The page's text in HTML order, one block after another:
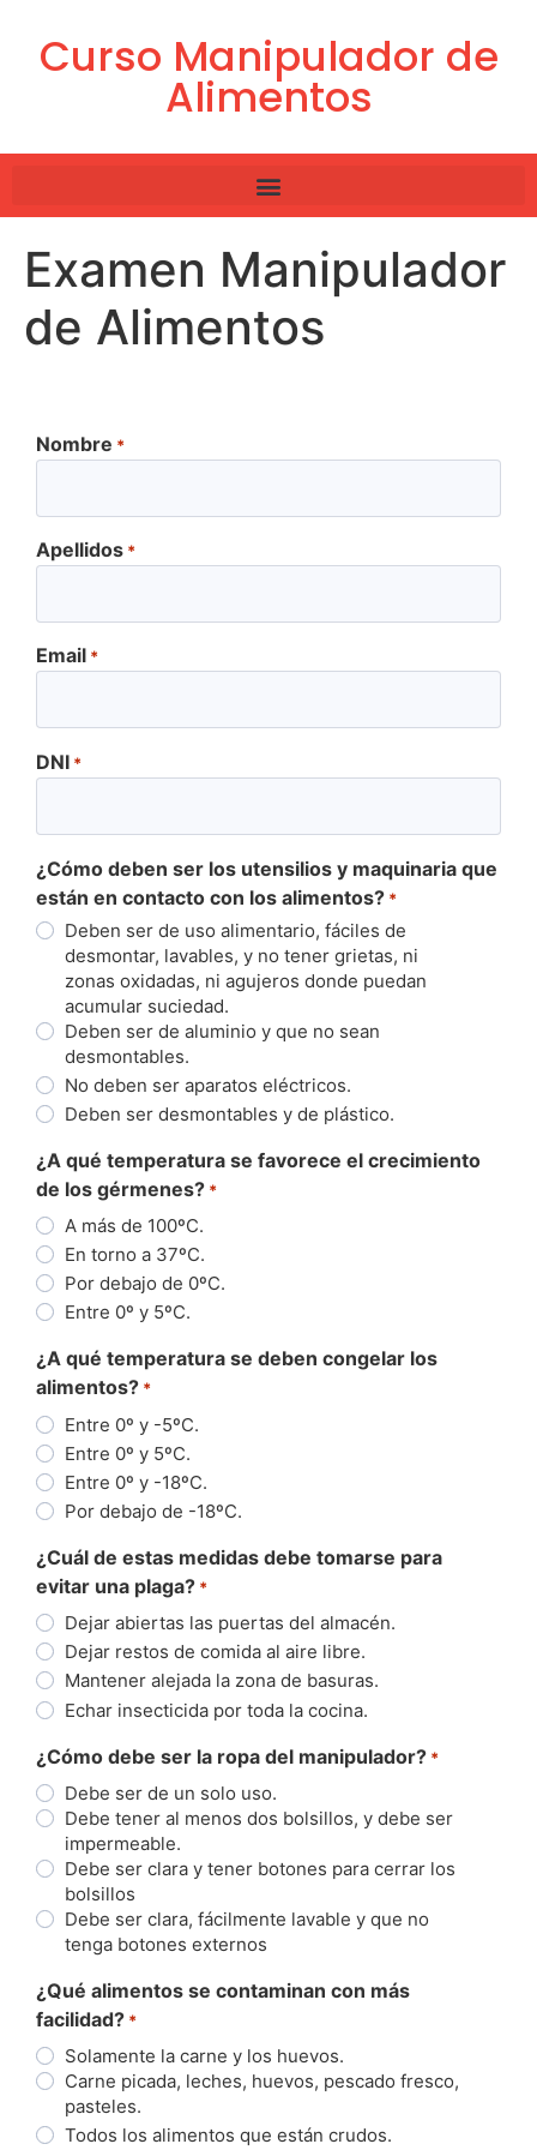
Curso Manipulador de
Alimentos
Examen Manipulador
de Alimentos
Nombre *
Apellidos *
Email *
DNI *
¿Cómo deben ser los utensilios y maquinaria que
están en contacto con los alimentos? *
Deben ser de uso alimentario, fáciles de
desmontar, lavables, y no tener grietas, ni
zonas oxidadas, ni agujeros donde puedan
acumular suciedad.
Deben ser de aluminio y que no sean
desmontables.
No deben ser aparatos eléctricos.
Deben ser desmontables y de plástico.
¿A qué temperatura se favorece el crecimiento
de los gérmenes? *
A más de 100ºC.
En torno a 37ºC.
Por debajo de 0ºC.
Entre 0º y 5ºC.
¿A qué temperatura se deben congelar los
alimentos? *
Entre 0º y -5ºC.
Entre 0º y 5ºC.
Entre 0º y -18ºC.
Por debajo de -18ºC.
¿Cuál de estas medidas debe tomarse para
evitar una plaga? *
Dejar abiertas las puertas del almacén.
Dejar restos de comida al aire libre.
Mantener alejada la zona de basuras.
Echar insecticida por toda la cocina.
¿Cómo debe ser la ropa del manipulador? *
Debe ser de un solo uso.
Debe tener al menos dos bolsillos, y debe ser
impermeable.
Debe ser clara y tener botones para cerrar los
bolsillos
Debe ser clara, fácilmente lavable y que no
tenga botones externos
¿Qué alimentos se contaminan con más
facilidad? *
Solamente la carne y los huevos.
Carne picada, leches, huevos, pescado fresco,
pasteles.
Todos los alimentos que están crudos.